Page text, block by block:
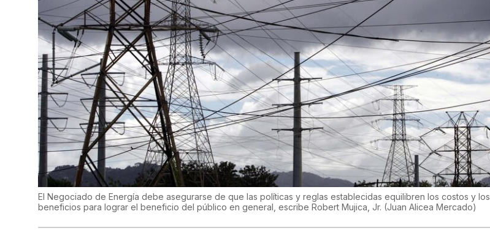
El Negociado de Energía debe asegurarse de que las políticas y reglas establecidas equilibren los costos y los
beneficios para lograr el beneficio del público en general, escribe Robert Mujica, Jr. (Juan Alicea Mercado)